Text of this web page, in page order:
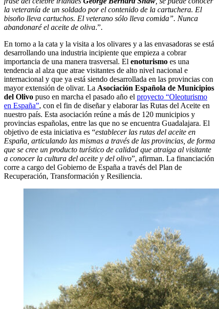
la veteranía de un soldado por el contenido de la cartuchera. El
bisoño lleva cartuchos. El veterano sólo lleva comida”. Nunca
abandonaré el aceite de oliva.”.
En torno a la cata y la visita a los olivares y a las envasadoras se está
desarrollando una industria incipiente que empieza a cobrar
importancia de una manera trasversal. El enoturismo es una
tendencia al alza que atrae visitantes de alto nivel nacional e
internacional y que ya está siendo desarrollada en las provincias con
mayor extensión de olivar. La Asociación Española de Municipios
del Olivo puso en marcha el pasado año el proyecto “Oleoturismo
en España”, con el fin de diseñar y elaborar las Rutas del Aceite en
nuestro país. Esta asociación reúne a más de 120 municipios y
provincias españolas, entre las que no se encuentra Guadalajara. El
objetivo de esta iniciativa es “establecer las rutas del aceite en
España, articulando las mismas a través de las provincias, de forma
que se cree un producto turístico de calidad que atraiga al visitante
a conocer la cultura del aceite y del olivo”, afirman. La financiación
corre a cargo del Gobierno de España a través del Plan de
Recuperación, Transformación y Resiliencia.